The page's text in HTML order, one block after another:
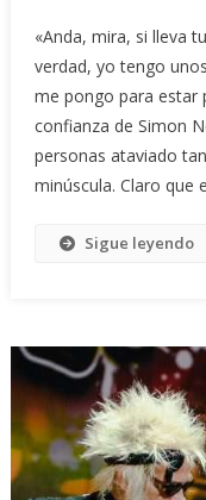
«Anda, mira, si lleva
verdad, yo tengo
me pongo para estar
confianza de Simon
personas ataviado
minúscula. Claro que
Sigue leyendo